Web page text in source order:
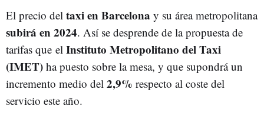
El precio del taxi en Barcelona y su área metropolitana
subirá en 2024. Así se desprende de la propuesta de
tarifas que el Instituto Metropolitano del Taxi
(IMET) ha puesto sobre la mesa, y que supondrá un
incremento medio del 2,9% respecto al coste del
servicio este año.